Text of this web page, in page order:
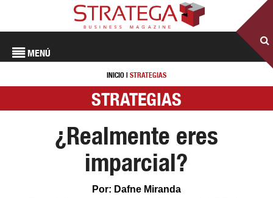
MENÚ
INICIO | STRATEGIAS
STRATEGIAS
¿Realmente eres
imparcial?
Por: Dafne Miranda